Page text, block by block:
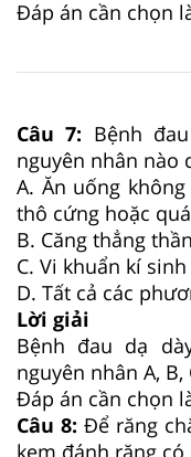
Đáp án cần chọn
Câu 7: Bệnh
nguyên nhân nào
A. Ăn uống
thô cứng hoặc
B. Căng thẳng
C. Vi khuẩn kí
D. Tất cả các
Lời giải
Bệnh đau dạ
nguyên nhân A, B,
Đáp án cần chọn
Câu 8: Để răng
kem đánh răng